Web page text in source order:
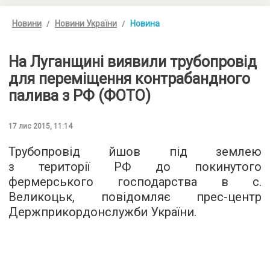
Новини Новини України Новина
На Луганщині виявили трубопровід
для переміщення контрабандного
палива з РФ (ФОТО)
17 лис 2015, 11:14
Трубопровід йшов під землею
з території РФ до покинутого
фермерського господарства в с.
Великоцьк, повідомляє прес-центр
Держприкордонслужби України.